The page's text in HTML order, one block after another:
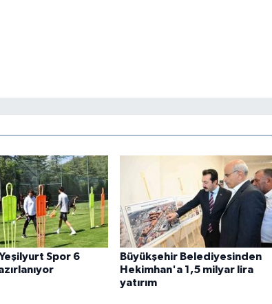
Spor 6
Büyükşehir Belediyesinden
Hekimhan'a 1,5 milyar lira
yatırım